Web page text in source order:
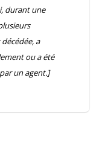
durant une
a
ou a été
un agent.]